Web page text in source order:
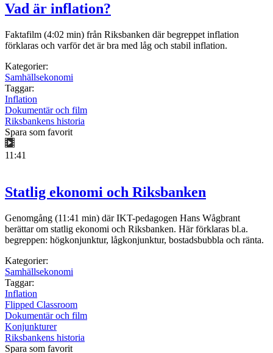
Vad är inflation?
Faktafilm (4:02 min) från Riksbanken där begreppet inflation
förklaras och varför det är bra med låg och stabil inflation.
Kategorier:
Samhällsekonomi
Taggar:
Inflation
Dokumentär och film
Riksbankens historia
Spara som favorit
11:41
Statlig ekonomi och Riksbanken
Genomgång (11:41 min) där IKT-pedagogen Hans Wågbrant
berättar om statlig ekonomi och Riksbanken. Här förklaras bl.a.
begreppen: högkonjunktur, lågkonjunktur, bostadsbubbla och ränta.
Kategorier:
Samhällsekonomi
Taggar:
Inflation
Flipped Classroom
Dokumentär och film
Konjunkturer
Riksbankens historia
Spara som favorit